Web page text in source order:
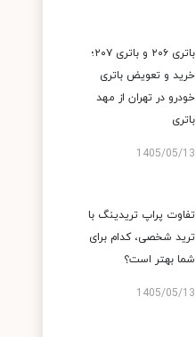
باتری ۲۰۶ و باتری ۲۰۷؛
خرید و تعویض باتری
خودرو در تهران از مهد
باتری
1405/05/13
تفاوت پراپ تریدینگ با
ترید شخصی، کدام برای
شما بهتر است؟
1405/05/13